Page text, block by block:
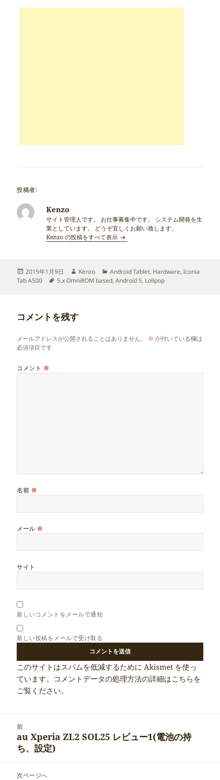
投稿者:
Kenzo
サイト管理人です。 お仕事募集中です。 システム開発を生
業としています。 どうぞ宜しくお願い致します。
Kenzo の投稿をすべて表示
投
稿
2015年1月9日
作
成
Kenzo
カ
テ
Android Tablet, Hardware,Iconia
Tab A500
タ
5.x OmniROM based,Android 5, Lolipop
コメントを残す
メールアドレスが公開されることはありません。 ※ が付いている欄は
必須項目です
コメント ※
名前 ※
メール ※
サイト
新しいコメントをメールで通知
新しい投稿をメールで受け取る
このサイトはスパムを低減するために Akismet を使っ
ています。 コメントデータの処理方法の詳細はこちらを
ご覧ください。
前
前
の
投
稿:
au Xperia ZL2 SOL25 レビュー1(電池の持
ち、設定)
次ページへ